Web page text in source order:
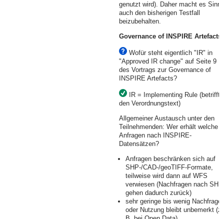
genutzt wird). Daher macht es Sinn
auch den bisherigen Testfall
beizubehalten.
Governance of INSPIRE Artefacts
Wofür steht eigentlich "IR" in
"Approved IR change" auf Seite 9
des Vortrags zur Governance of
INSPIRE Artefacts?
IR = Implementing Rule (betrifft
den Verordnungstext)
Allgemeiner Austausch unter den
Teilnehmenden: Wer erhält welche
Anfragen nach INSPIRE-
Datensätzen?
Anfragen beschränken sich auf
SHP-/CAD-/geoTIFF-Formate,
teilweise wird dann auf WFS
verwiesen (Nachfragen nach SHP
gehen dadurch zurück)
sehr geringe bis wenig
oder Nutzung bleibt unbemerkt (z.